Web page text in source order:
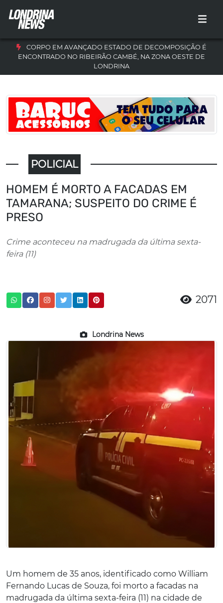
CORPO EM AVANÇADO ESTADO DE DECOMPOSIÇÃO É
ENCONTRADO NO RIBEIRÃO CAMBÉ, NA ZONA OESTE DE
LONDRINA
POLICIAL
HOMEM É MORTO A FACADAS EM
TAMARANA; SUSPEITO DO CRIME É
PRESO
Crime aconteceu na madrugada da última sexta-
feira (11)
2071
Londrina News
Um homem de 35 anos, identificado como William
Fernando Lucas de Souza, foi morto a facadas na
madrugada da última sexta-feira (11) na cidade de